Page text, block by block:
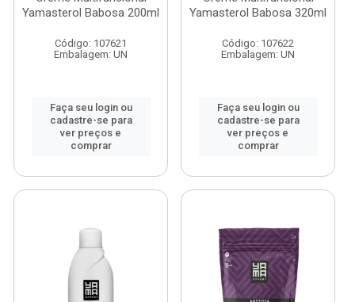
Yamasterol Babosa 200ml
Código: 107621
Embalagem: UN
Faça seu login ou
cadastre-se para
ver preços e
comprar
Yamasterol Babosa 320ml
Código: 107622
Embalagem: UN
Faça seu login ou
cadastre-se para
ver preços e
comprar